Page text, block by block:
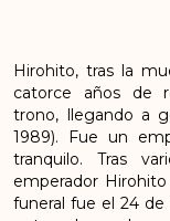
Hirohito, tras la
catorce años de
trono, llegando a
1989). Fue un
tranquilo. Tras
emperador
funeral fue el 24